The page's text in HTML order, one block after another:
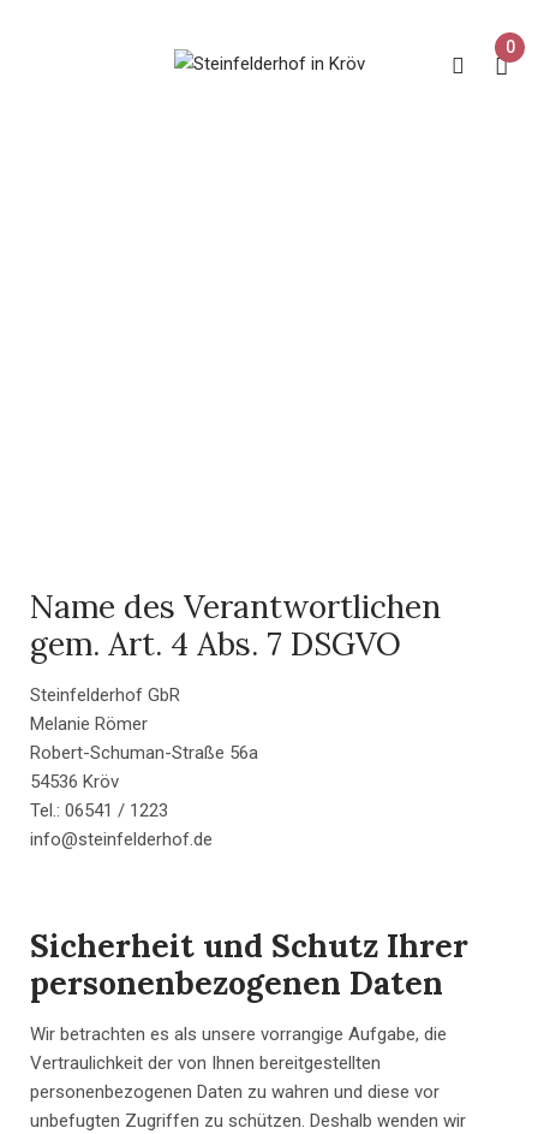
0
Name des Verantwortlichen
gem. Art. 4 Abs. 7 DSGVO
Steinfelderhof GbR
Melanie Römer
Robert-Schuman-Straße 56a
54536 Kröv
Tel.: 06541 / 1223
info@steinfelderhof.de
Sicherheit und Schutz Ihrer
personenbezogenen Daten
Wir betrachten es als unsere vorrangige Aufgabe, die
Vertraulichkeit der von Ihnen bereitgestellten
personenbezogenen Daten zu wahren und diese vor
unbefugten Zugriffen zu schützen. Deshalb wenden wir